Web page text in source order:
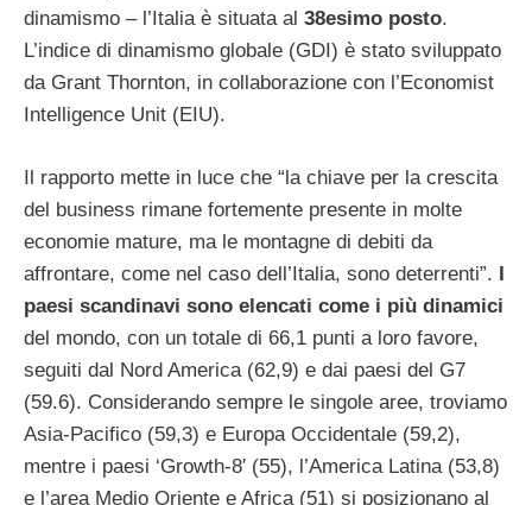
dinamismo – l’Italia è situata al 38esimo posto.
L’indice di dinamismo globale (GDI) è stato sviluppato
da Grant Thornton, in collaborazione con l’Economist
Intelligence Unit (EIU).
Il rapporto mette in luce che “la chiave per la crescita
del business rimane fortemente presente in molte
economie mature, ma le montagne di debiti da
affrontare, come nel caso dell’Italia, sono deterrenti”. I
paesi scandinavi sono elencati come i più dinamici
del mondo, con un totale di 66,1 punti a loro favore,
seguiti dal Nord America (62,9) e dai paesi del G7
(59.6). Considerando sempre le singole aree, troviamo
Asia-Pacifico (59,3) e Europa Occidentale (59,2),
mentre i paesi ‘Growth-8′ (55), l’America Latina (53,8)
e l’area Medio Oriente e Africa (51) si posizionano al